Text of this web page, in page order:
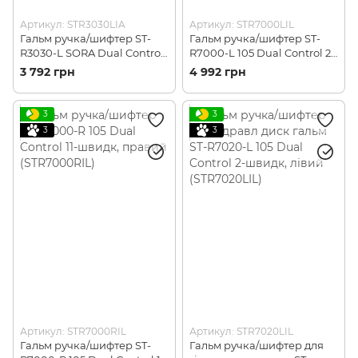
Артикул: STR3030LIA
Гальм ручка/шифтер ST-
R3030-L SORA Dual Control
3-швидк. лівий
(STR3030LIA)
3 792 грн
Артикул: STR7000LIL
Гальм ручка/шифтер ST-
R7000-L 105 Dual Control 2-
швидк, лівий (STR7000LIL)
4 992 грн
3
3
Артикул: STR7000RIL
Гальм ручка/шифтер ST-
3
3
Артикул: STR7020LIL
Гальм ручка/шифтер для